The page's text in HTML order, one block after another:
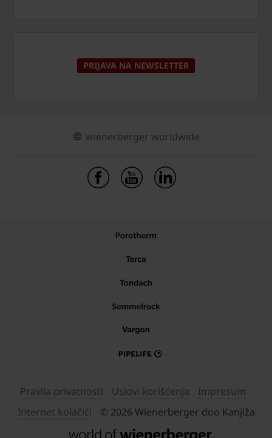
PRIJAVA NA NEWSLETTER
wienerberger worldwide
Pravila privatnosti Uslovi korišćenja
Impresum
Internet kolačići
© 2026 Wienerberger doo Kanjiža